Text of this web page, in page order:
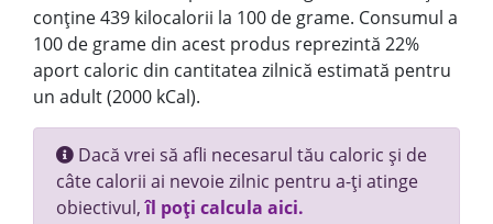
conține 439 kilocalorii la 100 de grame. Consumul a
100 de grame din acest produs reprezintă 22%
aport caloric din cantitatea zilnică estimată pentru
un adult (2000 kCal).
Dacă vrei să afli necesarul tău caloric și de
câte calorii ai nevoie zilnic pentru a-ți atinge
obiectivul,îl poți calcula aici.